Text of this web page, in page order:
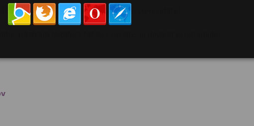
participante și să te implici activ în comunitate!
păstrăm legătura tot aici, pe site-ul dedicat programului.